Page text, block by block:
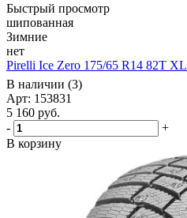
Быстрый просмотр
шипованная
Зимние
нет
Pirelli Ice Zero 175/65 R14 82T XL
В наличии (3)
Арт: 153831
5 160 руб.
-
+
В корзину